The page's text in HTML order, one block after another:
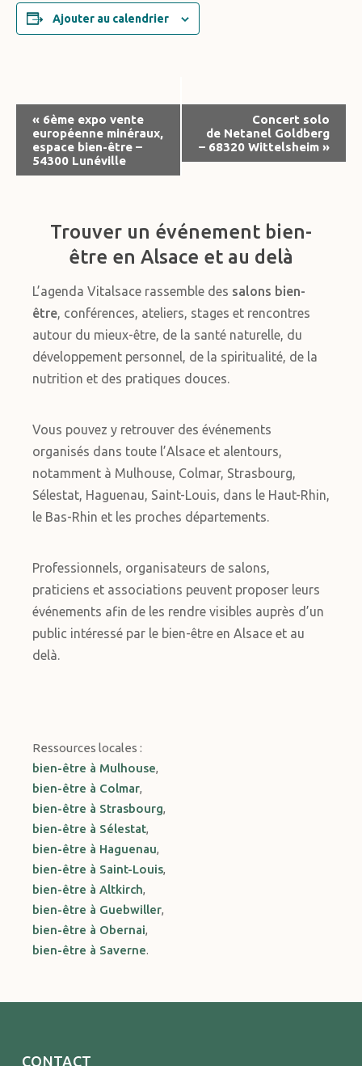
Ajouter au calendrier
Navigation
Évènement
« 6ème expo vente
européenne minéraux,
espace bien-être –
54300 Lunéville
Concert solo
de Netanel Goldberg
– 68320 Wittelsheim »
Trouver un événement bien-
être en Alsace et au delà
L’agenda Vitalsace rassemble des salons bien-
être, conférences, ateliers, stages et rencontres
autour du mieux-être, de la santé naturelle, du
développement personnel, de la spiritualité, de la
nutrition et des pratiques douces.
Vous pouvez y retrouver des événements
organisés dans toute l’Alsace et alentours,
notamment à Mulhouse, Colmar, Strasbourg,
Sélestat, Haguenau, Saint-Louis, dans le Haut-Rhin,
le Bas-Rhin et les proches départements.
Professionnels, organisateurs de salons,
praticiens et associations peuvent proposer leurs
événements afin de les rendre visibles auprès d’un
public intéressé par le bien-être en Alsace et au
delà.
Ressources locales :
bien-être à Mulhouse,
bien-être à Colmar,
bien-être à Strasbourg,
bien-être à Sélestat,
bien-être à Haguenau,
bien-être à Saint-Louis,
bien-être à Altkirch,
bien-être à Guebwiller,
bien-être à Obernai,
bien-être à Saverne.
CONTACT